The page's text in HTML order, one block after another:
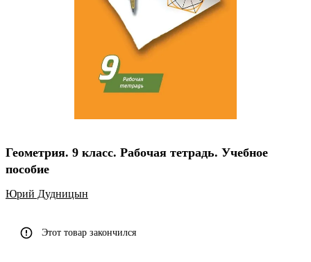
Геометрия. 9 класс. Рабочая тетрадь. Учебное
пособие
Юрий Дудницын
Этот товар закончился